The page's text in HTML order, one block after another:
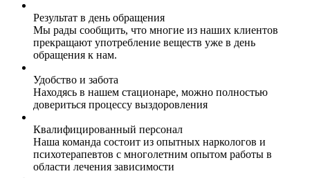
Результат в день обращения
Мы рады сообщить, что многие из наших клиентов
прекращают употребление веществ уже в день
обращения к нам.
Удобство и забота
Находясь в нашем стационаре, можно полностью
довериться процессу выздоровления
Квалифицированный персонал
Наша команда состоит из опытных наркологов и
психотерапевтов с многолетним опытом работы в
области лечения зависимости